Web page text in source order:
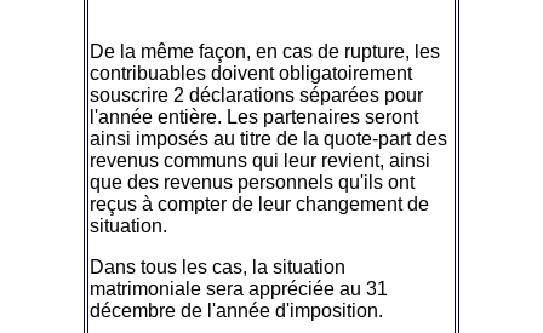
De la même façon, en cas de rupture, les
contribuables doivent obligatoirement
souscrire 2 déclarations séparées pour
l'année entière. Les partenaires seront
ainsi imposés au titre de la quote-part des
revenus communs qui leur revient, ainsi
que des revenus personnels qu'ils ont
reçus à compter de leur changement de
situation.
Dans tous les cas, la situation
matrimoniale sera appréciée au 31
décembre de l'année d'imposition.